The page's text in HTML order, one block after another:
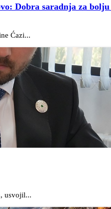
Dobra saradnja za
Ćazi...
usvojil...